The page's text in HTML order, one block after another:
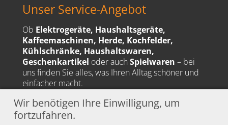
Unser Service-Angebot
Ob Elektrogeräte, Haushaltsgeräte,
Kaffeemaschinen, Herde, Kochfelder,
Kühlschränke, Haushaltswaren,
Geschenkartikel oder auch Spielwaren – bei
uns finden Sie alles, was Ihren Alltag schöner und
einfacher macht.
🚚 Unser Liefergebiet:
Eberbach, Hirschhorn, Schönbrunn, Waldbrunn,
Wir benötigen Ihre Einwilligung, um
fortzufahren.